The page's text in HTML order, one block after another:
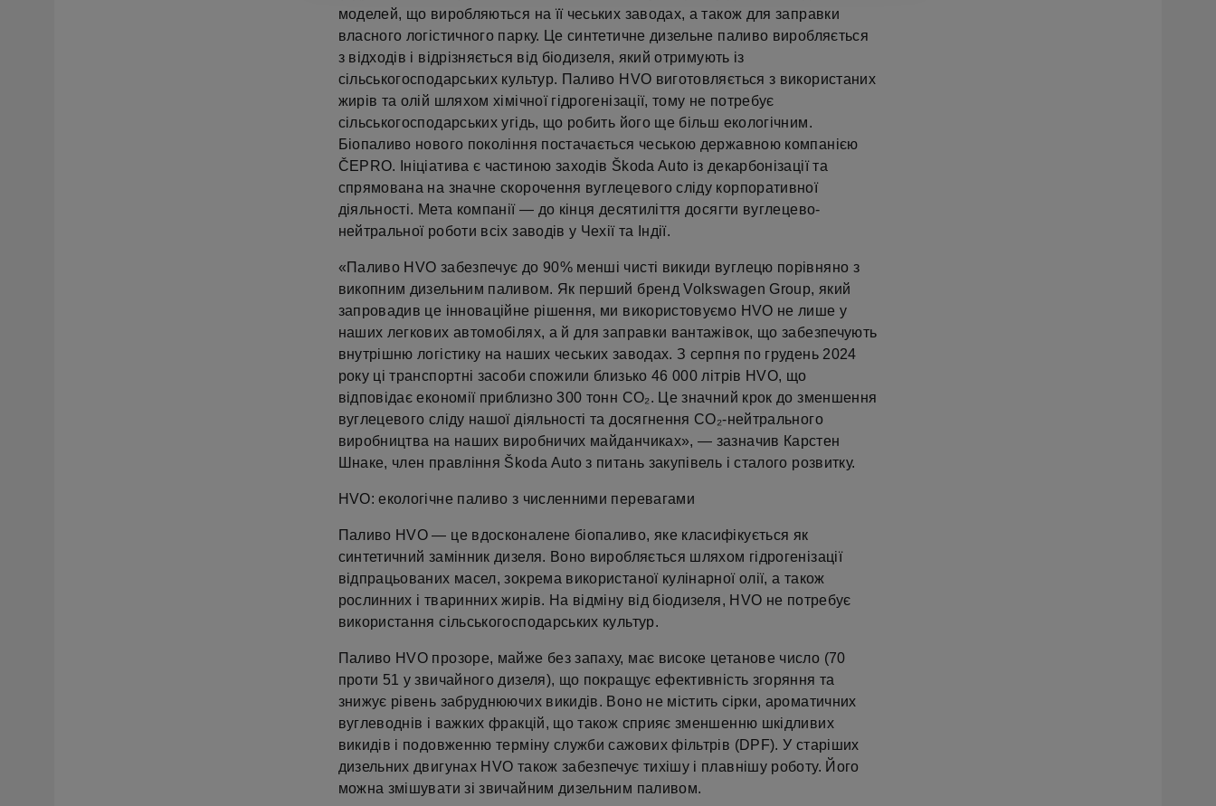
моделей, що виробляються на її чеських заводах, а також для заправки
власного логістичного парку. Це синтетичне дизельне паливо виробляється
з відходів і відрізняється від біодизеля, який отримують із
сільськогосподарських культур. Паливо HVO виготовляється з використаних
жирів та олій шляхом хімічної гідрогенізації, тому не потребує
сільськогосподарських угідь, що робить його ще більш екологічним.
Біопаливо нового покоління постачається чеською державною компанією
ČEPRO. Ініціатива є частиною заходів Škoda Auto із декарбонізації та
спрямована на значне скорочення вуглецевого сліду корпоративної
діяльності. Мета компанії — до кінця десятиліття досягти вуглецево-
нейтральної роботи всіх заводів у Чехії та Індії.
«Паливо HVO забезпечує до 90% менші чисті викиди вуглецю порівняно з
викопним дизельним паливом. Як перший бренд Volkswagen Group, який
запровадив це інноваційне рішення, ми використовуємо HVO не лише у
наших легкових автомобілях, а й для заправки вантажівок, що забезпечують
внутрішню логістику на наших чеських заводах. З серпня по грудень 2024
року ці транспортні засоби спожили близько 46 000 літрів HVO, що
відповідає економії приблизно 300 тонн CO₂. Це значний крок до зменшення
вуглецевого сліду нашої діяльності та досягнення CO₂-нейтрального
виробництва на наших виробничих майданчиках», — зазначив Карстен
Шнаке, член правління Škoda Auto з питань закупівель і сталого розвитку.
HVO: екологічне паливо з численними перевагами
Паливо HVO — це вдосконалене біопаливо, яке класифікується як
синтетичний замінник дизеля. Воно виробляється шляхом гідрогенізації
відпрацьованих масел, зокрема використаної кулінарної олії, а також
рослинних і тваринних жирів. На відміну від біодизеля, HVO не потребує
використання сільськогосподарських культур.
Паливо HVO прозоре, майже без запаху, має високе цетанове число (70
проти 51 у звичайного дизеля), що покращує ефективність згоряння та
знижує рівень забруднюючих викидів. Воно не містить сірки, ароматичних
вуглеводнів і важких фракцій, що також сприяє зменшенню шкідливих
викидів і подовженню терміну служби сажових фільтрів (DPF). У старіших
дизельних двигунах HVO також забезпечує тихішу і плавнішу роботу. Його
можна змішувати зі звичайним дизельним паливом.